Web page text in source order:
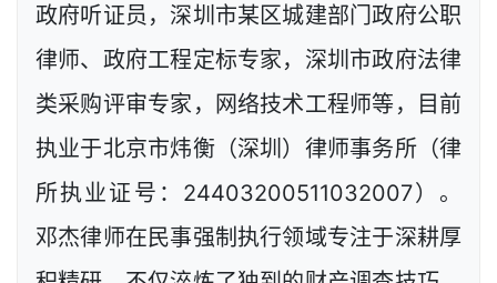
政府听证员，深圳市某区城建部门政府公职
律师、政府工程定标专家，深圳市政府法律
类采购评审专家，网络技术工程师等，目前
执业于北京市炜衡（深圳）律师事务所（律
所执业证号：24403200511032007）。
邓杰律师在民事强制执行领域专注于深耕厚